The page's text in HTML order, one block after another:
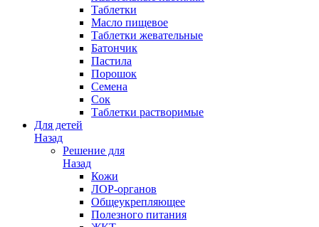
Таблетки
Масло пищевое
Таблетки жевательные
Батончик
Пастила
Порошок
Семена
Сок
Таблетки растворимые
Для детей
Назад
Решение для
Назад
Кожи
ЛОР-органов
Общеукрепляющее
Полезного питания